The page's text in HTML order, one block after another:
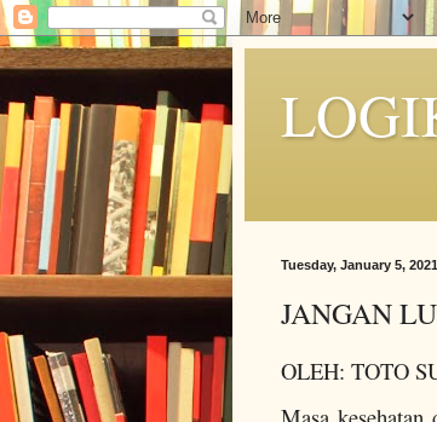
Tuesday, January 5, 2021
JANGAN
OLEH: TOTO